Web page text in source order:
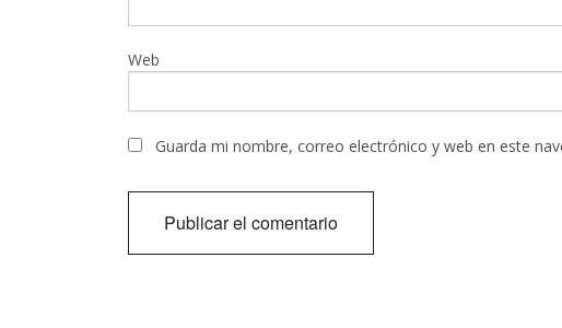
Web
Guarda mi nombre, correo electrónico y web en este